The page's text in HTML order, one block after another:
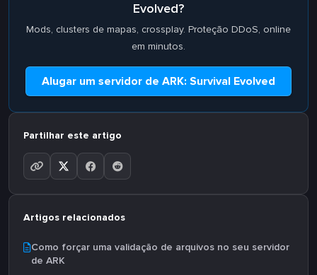
Evolved?
Mods, clusters de mapas, crossplay. Proteção DDoS, online
em minutos.
Alugar um servidor de ARK: Survival Evolved
Partilhar este artigo
Artigos relacionados
Como forçar uma validação de arquivos no seu servidor
de ARK